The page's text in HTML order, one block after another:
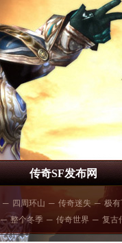
传奇SF发布网
─ 四周环山 ─ 传奇迷失 ─ 极
─ 整个冬季 ─ 传奇世界 ─ 复古